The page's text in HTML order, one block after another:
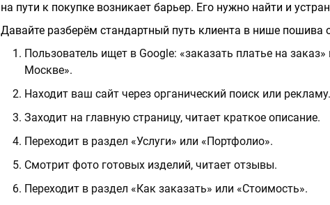
на пути к покупке возникает барьер. Его нужно найти и
Давайте разберём стандартный путь клиента в нише пошива
Пользователь ищет в Google: «заказать платье на
Москве».
Находит ваш сайт через органический поиск или рекламу.
Заходит на главную страницу, читает краткое описание.
Переходит в раздел «Услуги» или «Портфолио».
Смотрит фото готовых изделий, читает отзывы.
Переходит в раздел «Как заказать» или «Стоимость».